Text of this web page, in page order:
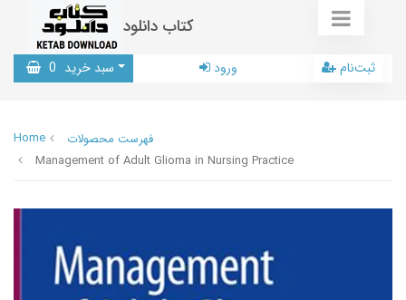
کتاب دانلود
سبد خرید 0 ورود ثبت‌نام
Home
فهرست محصولات
Management of Adult Glioma in Nursing Practice